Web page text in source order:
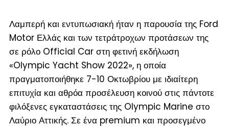
Λαμπερή και εντυπωσιακή ήταν η παρουσία της Ford
Motor Ελλάς και των τετράτροχων προτάσεων της
σε ρόλο Official Car στη φετινή εκδήλωση
«Olympic Yacht Show 2022», η οποία
πραγματοποιήθηκε 7-10 Οκτωβρίου με ιδιαίτερη
επιτυχία και αθρόα προσέλευση κοινού στις πάντοτε
φιλόξενες εγκαταστάσεις της Olympic Marine στο
Λαύριο Αττικής. Σε ένα premium και προσεγμένο